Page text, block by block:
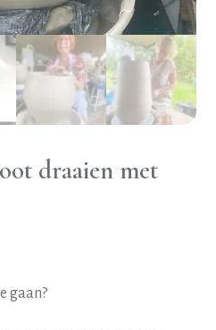
draaien met
gaan?